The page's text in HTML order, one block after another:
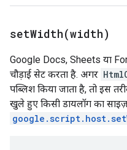
setWidth(width)
Google Docs, Sheets या
चौड़ाई सेट करता है. अगर
पब्लिश किया जाता है, तो इस
खुले हुए किसी डायलॉग का